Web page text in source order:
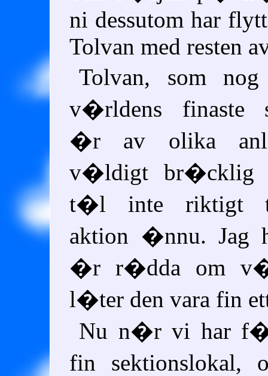
ni dessutom har
Tolvan med resten
Tolvan, som
v�rldens finaste
�r av olika
v�ldigt br�cklig
t�l inte riktigt
aktion �nnu. Jag
�r r�dda om
l�ter den vara fin
Nu n�r vi har
fin sektionslokal,